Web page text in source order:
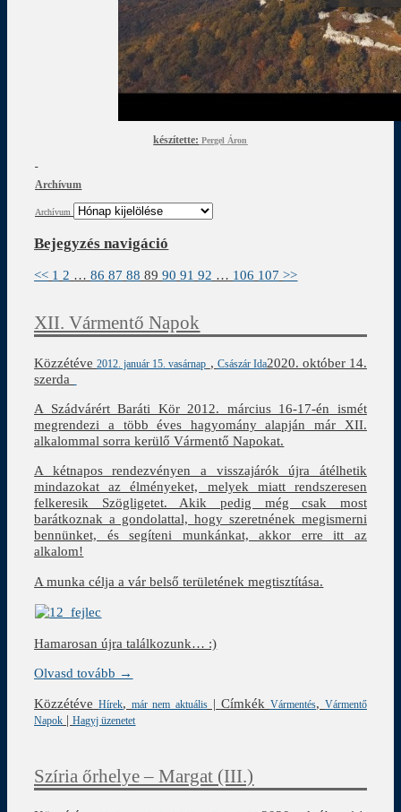
készítette: Pergel Áron
Archívum
Archívum
Bejegyzés navigáció
<< 1 2 … 86 87 88 89 90 91 92 … 106 107 >>
XII. Vármentő Napok
Közzétéve2012. január 15. vasárnap , Császár Ida2020. október 14.
szerda
A Szádvárért Baráti Kör 2012. március 16-17-én ismét
megrendezi a több éves hagyomány alapján már XII.
alkalommal sorra kerülő Vármentő Napokat.
A kétnapos rendezvényen a visszajárók újra átélhetik
mindazokat az élményeket, melyek miatt rendszeresen
felkeresik Szögligetet. Akik pedig még csak most
barátkoznak a gondolattal, hogy szeretnének megismerni
bennünket, és segíteni munkánkat, akkor erre itt az
alkalom!
A munka célja a vár belső területének megtisztítása.
Hamarosan újra találkozunk… :)
Olvasd tovább →
Közzétéve Hírek,már nem aktuális| Címkék Vármentés, Vármentő
Napok |Hagyj üzenetet
Szíria őrhelye – Margat (III.)